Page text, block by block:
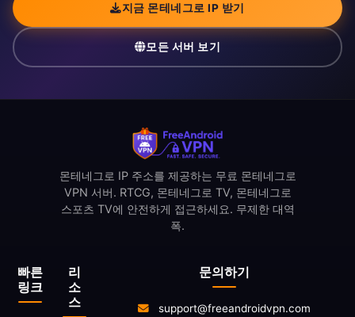
지금 몬테네그로 IP 받기
모든 서버 보기
빠른
링크
리
소
스
몬테네그로 IP 주소를 제공하는 무료 몬테네그로
VPN 서버. RTCG, 몬테네그로 TV, 몬테네그로
스포츠 TV에 안전하게 접근하세요. 무제한 대역
폭.
문의하기
support@freeandroidvpn.com